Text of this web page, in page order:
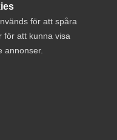
för att spåra
för att kunna visa
annonser.
i Sverige. Det
går dock inte i